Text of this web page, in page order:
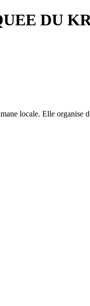
DU
locale. Elle organise